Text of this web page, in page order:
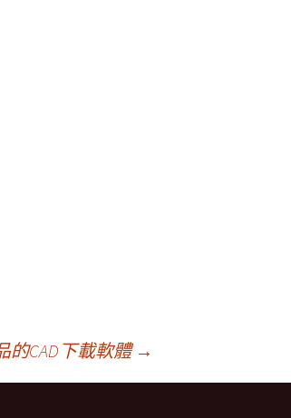
的CAD下載軟體 →